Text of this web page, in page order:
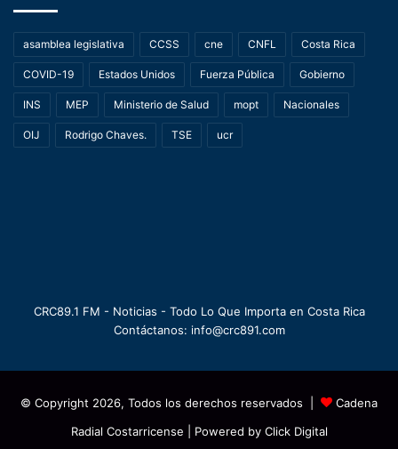
asamblea legislativa CCSS cne CNFL Costa Rica
COVID-19 Estados Unidos Fuerza Pública Gobierno
INS MEP Ministerio de Salud mopt Nacionales
OIJ Rodrigo Chaves. TSE ucr
CRC89.1 FM - Noticias - Todo Lo Que Importa en Costa Rica
Contáctanos: info@crc891.com
© Copyright 2026, Todos los derechos reservados |
Cadena
Radial Costarricense | Powered by Click Digital